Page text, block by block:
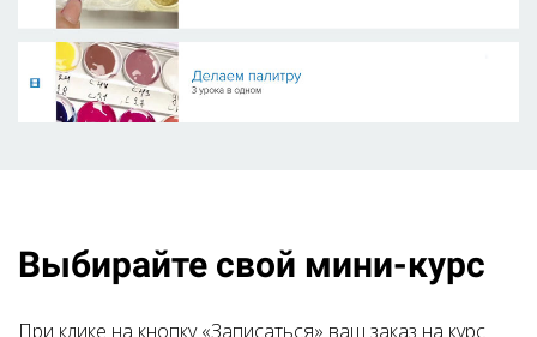
Выбирайте свой мини-курс
При клике на кнопку «Записаться» ваш заказ на курс